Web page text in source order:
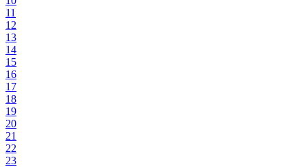
11
12
13
14
15
16
17
18
19
20
21
22
23